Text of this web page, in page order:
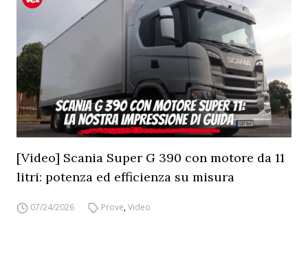
[Video] Scania Super G 390 con motore da 11
litri: potenza ed efficienza su misura
07/24/2026 Prove,Video